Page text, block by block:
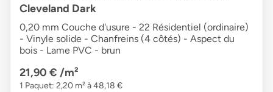
Cleveland Dark
0,20 mm Couche d'usure - 22 Résidentiel (ordinaire)
- Vinyle solide - Chanfreins (4 côtés) - Aspect du
bois - Lame PVC - brun
21,90 € /m²
1 Paquet: 2,20 m² à 48,18 €